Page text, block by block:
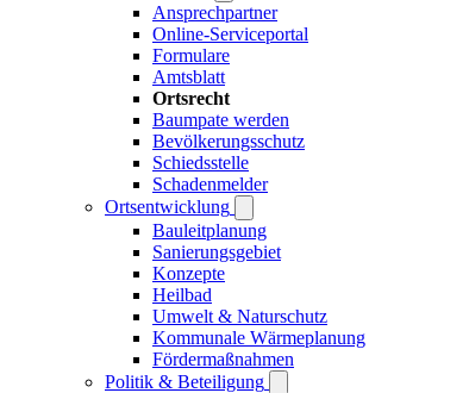
Ansprechpartner
Online-Serviceportal
Formulare
Amtsblatt
Ortsrecht
Baumpate werden
Bevölkerungsschutz
Schiedsstelle
Schadenmelder
Ortsentwicklung
Bauleitplanung
Sanierungsgebiet
Konzepte
Heilbad
Umwelt & Naturschutz
Kommunale Wärmeplanung
Fördermaßnahmen
Politik & Beteiligung